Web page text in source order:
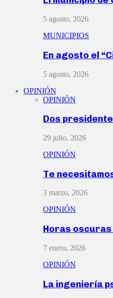
5 agosto, 2026
MUNICIPIOS
En agosto el
5 agosto, 2026
OPINIÓN
OPINIÓN
Dos
29 julio, 2026
OPINIÓN
Te
3 marzo, 2026
OPINIÓN
Horas
7 enero, 2026
OPINIÓN
La ingeniería